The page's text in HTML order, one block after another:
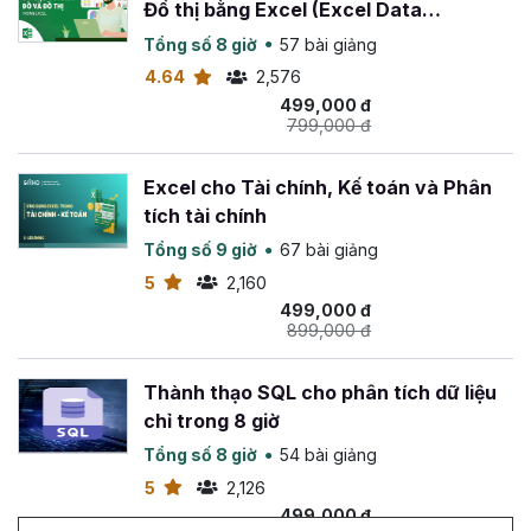
bạn không hài lòng về khóa học này.
Chúc bạn thành công!
Đồ thị bằng Excel (Excel Data
Visualization)
Tổng số 8 giờ
57 bài giảng
4.64
2,576
499,000 đ
799,000 đ
Excel cho Tài chính, Kế toán và Phân
tích tài chính
Tổng số 9 giờ
67 bài giảng
5
2,160
499,000 đ
899,000 đ
Thành thạo SQL cho phân tích dữ liệu
chỉ trong 8 giờ
Tổng số 8 giờ
54 bài giảng
5
2,126
499,000 đ